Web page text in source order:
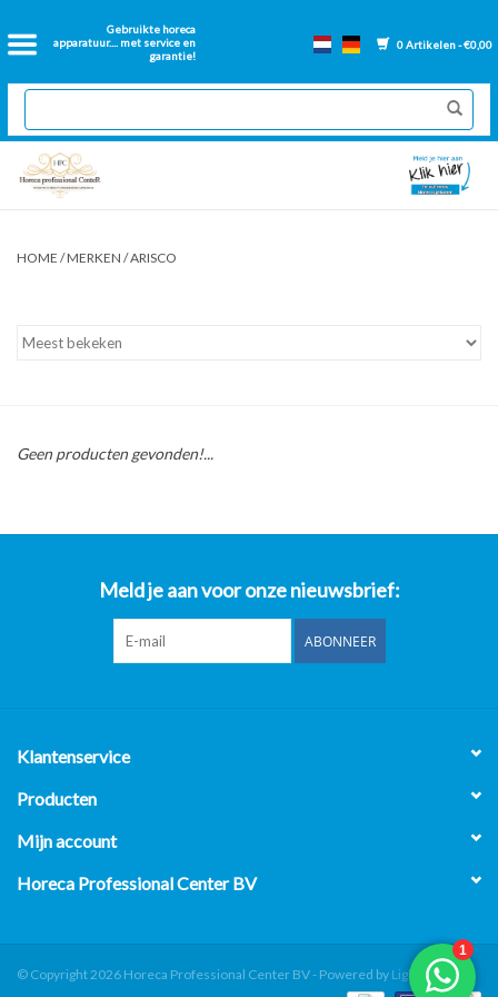
Gebruikte horeca
apparatuur.... met service en
garantie!
0 Artikelen - €0,00
Home
2dehands Horeca
Nieuwe apparatuur
Onderdelen bakwanden
Over ons
HOME /MERKEN /ARISCO
Geen producten gevonden!...
Meld je aan voor onze nieuwsbrief:
ABONNEER
Klantenservice
Producten
Mijn account
Horeca Professional Center BV
© Copyright 2026 Horeca Professional Center BV - Powered by Lightspeed